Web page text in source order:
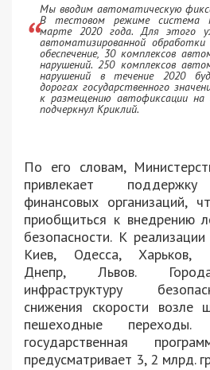
Мы вводим автоматическую
В тестовом режиме система
марте 2020 года. Для этого
автоматизированной
обеспечение, 30 комплексов
нарушений. 250 комплексов
нарушений в течение 2020
дорогах государственного
к размещению автофиксации на
подчеркнул Криклий.
По его словам,
привлекает
финансовых организаций,
приобщиться к внедрению
безопасности. К
Киев, Одесса, Харьков,
Днепр, Львов.
инфраструктуру
снижения скорости возле
пешеходные
государственная
предусматривает 3, 2 млрд.